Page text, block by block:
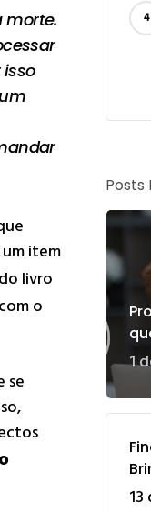
morte.
item
livro
o
se
Posts
1